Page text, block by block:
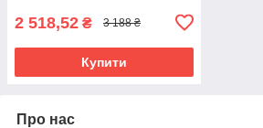
2 518,52 ₴ 3 188 ₴
Купити
Про нас